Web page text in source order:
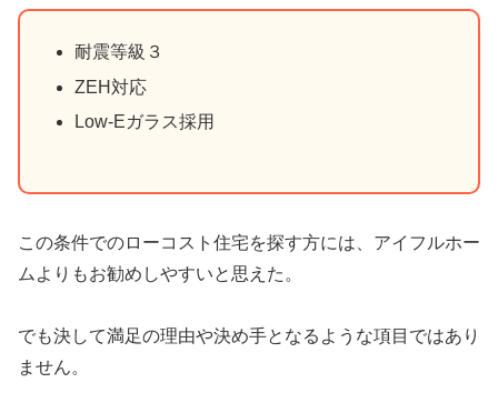
耐震等級３
ZEH対応
Low-Eガラス採用
この条件でのローコスト住宅を探す方には、アイフルホー
ムよりもお勧めしやすいと思えた。
でも決して満足の理由や決め手となるような項目ではあり
ません。